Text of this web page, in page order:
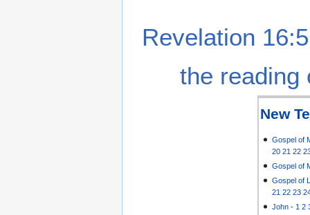
Revelation
the reading
New
Gospel of
20 21 22
Gospel of
Gospel of
21 22 23
John - 1 2